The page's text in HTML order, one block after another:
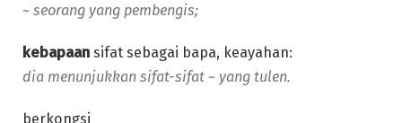
~ seorang yang pembengis;
kebapaan sifat sebagai bapa, keayahan:
dia menunjukkan sifat-sifat ~ yang tulen.
berkongsi